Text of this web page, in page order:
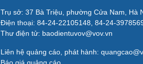
Trụ sở: 37 Bà Triệu, phường Cửa Nam, Hà
Điện thoại: 84-24-22105148, 84-24-
Thư điện tử: baodientuvov@vov.vn
Liên hệ quảng cáo, phát hành: